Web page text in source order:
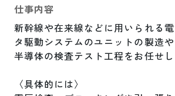
仕事内容
新幹線や在来線などに用いられる
タ駆動システムのユニットの製造や
半導体の検査テスト工程をお任せし
〈具体的には〉